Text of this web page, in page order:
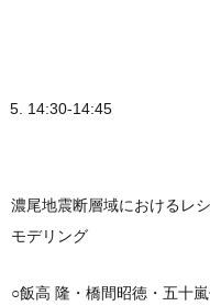
14:30-14:45
濃尾地震断層域におけるレ
モデリング
○飯高 隆・橋間昭徳・五十